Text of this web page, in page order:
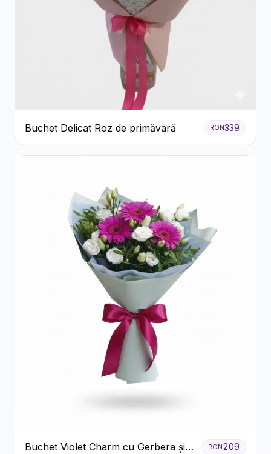
Buchet Delicat Roz de primăvară RON339
Buchet Violet Charm cu Gerbera și
RON209